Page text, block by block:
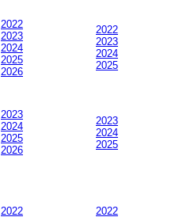
2022
2023
2024
2025
2026
2022
2023
2024
2025
2023
2024
2025
2026
2023
2024
2025
2022
2022